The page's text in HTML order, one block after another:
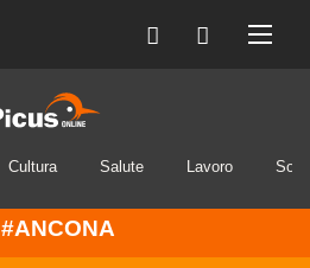
Cultura Salute Lavoro
#ANCONA